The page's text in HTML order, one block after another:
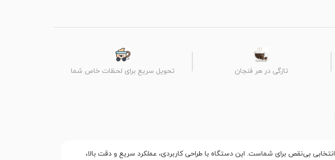
تازگی در هر فنجان تحویل سریع برای لحظات خاص شما
انتخابی بی‌نقص برای شماست. این دستگاه با طراحی کاربردی، عملکرد سریع و دقت بالا،